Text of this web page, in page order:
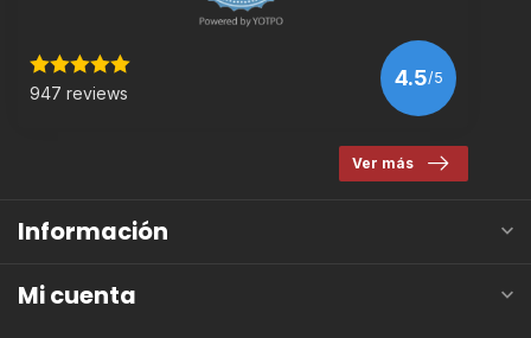
947 reviews
4.5/5
Ver más
Información
Mi cuenta